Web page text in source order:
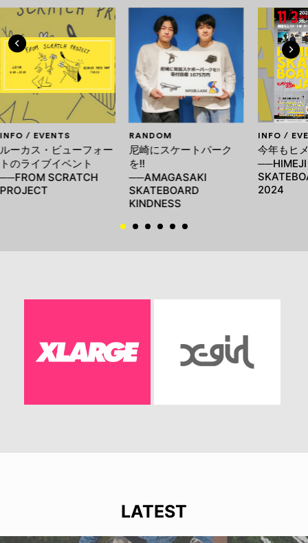
INFO / EVENTS
ルーカス・ビューフォー
トのライブイベント
──FROM SCRATCH
PROJECT
RANDOM
尼崎にスケートパーク
を!!
──AMAGASAKI
SKATEBOARD
KINDNESS
INFO /
今年もヒ
──HIMEJI
2024
LATEST